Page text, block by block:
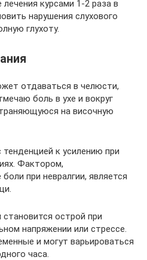
курсами 1-2 раза в
нарушения слухового
глухоту.
отдаваться в челюсти,
боль в ухе и вокруг
на височную
к усилению при
Фактором,
при невралгии, является
острой при
напряжении или стрессе.
и могут варьироваться
часа.